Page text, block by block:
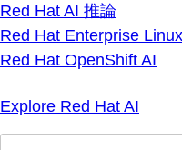
Red Hat AI 推論
Red Hat Enterprise
Red Hat OpenShift AI
Explore Red Hat AI